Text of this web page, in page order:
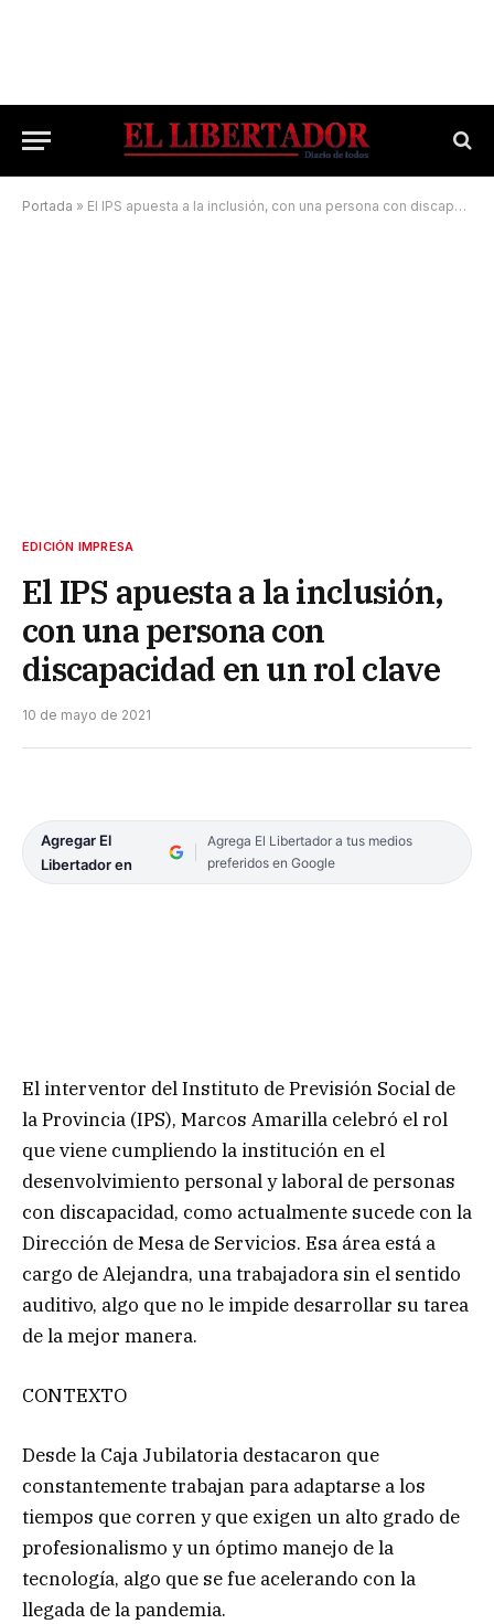
Portada » El IPS apuesta a la inclusión, con una persona con discapacidad en un rol clave
EDICIÓN IMPRESA
El IPS apuesta a la inclusión,
con una persona con
discapacidad en un rol clave
10 de mayo de 2021
Agregar El
Libertador en
Agrega El Libertador a tus medios
preferidos en Google
El interventor del Instituto de Previsión Social de
la Provincia (IPS), Marcos Amarilla celebró el rol
que viene cumpliendo la institución en el
desenvolvimiento personal y laboral de personas
con discapacidad, como actualmente sucede con la
Dirección de Mesa de Servicios. Esa área está a
cargo de Alejandra, una trabajadora sin el sentido
auditivo, algo que no le impide desarrollar su tarea
de la mejor manera.
CONTEXTO
Desde la Caja Jubilatoria destacaron que
constantemente trabajan para adaptarse a los
tiempos que corren y que exigen un alto grado de
profesionalismo y un óptimo manejo de la
tecnología, algo que se fue acelerando con la
llegada de la pandemia.